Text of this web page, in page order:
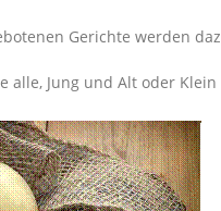
Gerichte werden
alle, Jung und Alt oder